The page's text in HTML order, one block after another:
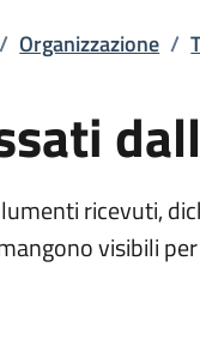
/ Organizzazione /
ricevuti,
visibili